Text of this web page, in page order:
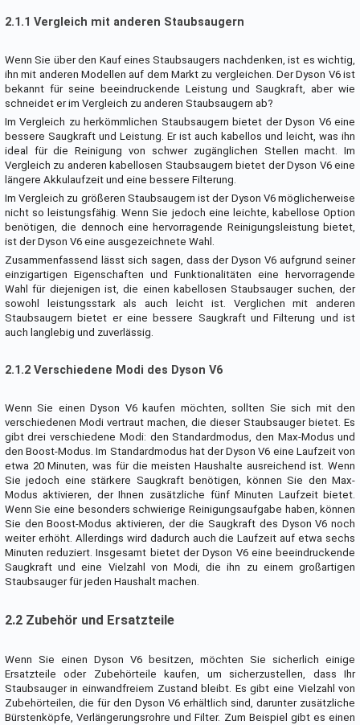
2.1.1 Vergleich mit anderen Staubsaugern
Wenn Sie über den Kauf eines Staubsaugers nachdenken, ist es wichtig,
ihn mit anderen Modellen auf dem Markt zu vergleichen. Der Dyson V6 ist
bekannt für seine beeindruckende Leistung und Saugkraft, aber wie
schneidet er im Vergleich zu anderen Staubsaugern ab?
Im Vergleich zu herkömmlichen Staubsaugern bietet der Dyson V6 eine
bessere Saugkraft und Leistung. Er ist auch kabellos und leicht, was ihn
ideal für die Reinigung von schwer zugänglichen Stellen macht. Im
Vergleich zu anderen kabellosen Staubsaugern bietet der Dyson V6 eine
längere Akkulaufzeit und eine bessere Filterung.
Im Vergleich zu größeren Staubsaugern ist der Dyson V6 möglicherweise
nicht so leistungsfähig. Wenn Sie jedoch eine leichte, kabellose Option
benötigen, die dennoch eine hervorragende Reinigungsleistung bietet,
ist der Dyson V6 eine ausgezeichnete Wahl.
Zusammenfassend lässt sich sagen, dass der Dyson V6 aufgrund seiner
einzigartigen Eigenschaften und Funktionalitäten eine hervorragende
Wahl für diejenigen ist, die einen kabellosen Staubsauger suchen, der
sowohl leistungsstark als auch leicht ist. Verglichen mit anderen
Staubsaugern bietet er eine bessere Saugkraft und Filterung und ist
auch langlebig und zuverlässig.
2.1.2 Verschiedene Modi des Dyson V6
Wenn Sie einen Dyson V6 kaufen möchten, sollten Sie sich mit den
verschiedenen Modi vertraut machen, die dieser Staubsauger bietet. Es
gibt drei verschiedene Modi: den Standardmodus, den Max-Modus und
den Boost-Modus. Im Standardmodus hat der Dyson V6 eine Laufzeit von
etwa 20 Minuten, was für die meisten Haushalte ausreichend ist. Wenn
Sie jedoch eine stärkere Saugkraft benötigen, können Sie den Max-
Modus aktivieren, der Ihnen zusätzliche fünf Minuten Laufzeit bietet.
Wenn Sie eine besonders schwierige Reinigungsaufgabe haben, können
Sie den Boost-Modus aktivieren, der die Saugkraft des Dyson V6 noch
weiter erhöht. Allerdings wird dadurch auch die Laufzeit auf etwa sechs
Minuten reduziert. Insgesamt bietet der Dyson V6 eine beeindruckende
Saugkraft und eine Vielzahl von Modi, die ihn zu einem großartigen
Staubsauger für jeden Haushalt machen.
2.2 Zubehör und Ersatzteile
Wenn Sie einen Dyson V6 besitzen, möchten Sie sicherlich einige
Ersatzteile oder Zubehörteile kaufen, um sicherzustellen, dass Ihr
Staubsauger in einwandfreiem Zustand bleibt. Es gibt eine Vielzahl von
Zubehörteilen, die für den Dyson V6 erhältlich sind, darunter zusätzliche
Bürstenköpfe, Verlängerungsrohre und Filter. Zum Beispiel gibt es einen